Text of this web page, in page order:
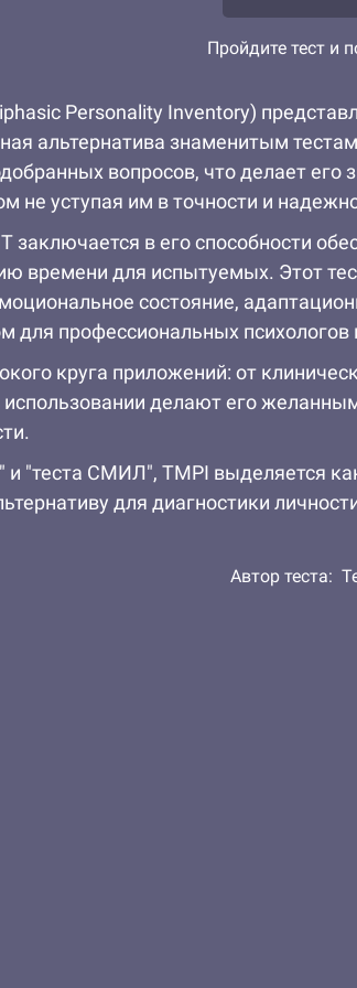
Пройдите тест и
Personality Inventory)
альтернатива знаменитым
вопросов, что делает
не уступая им в точности и
в его способности
времени для испытуемых. Этот
состояние,
для профессиональных психологов
круга приложений: от
делают его
и "теста СМИЛ", TMPI выделяется
для диагностики
Автор теста: